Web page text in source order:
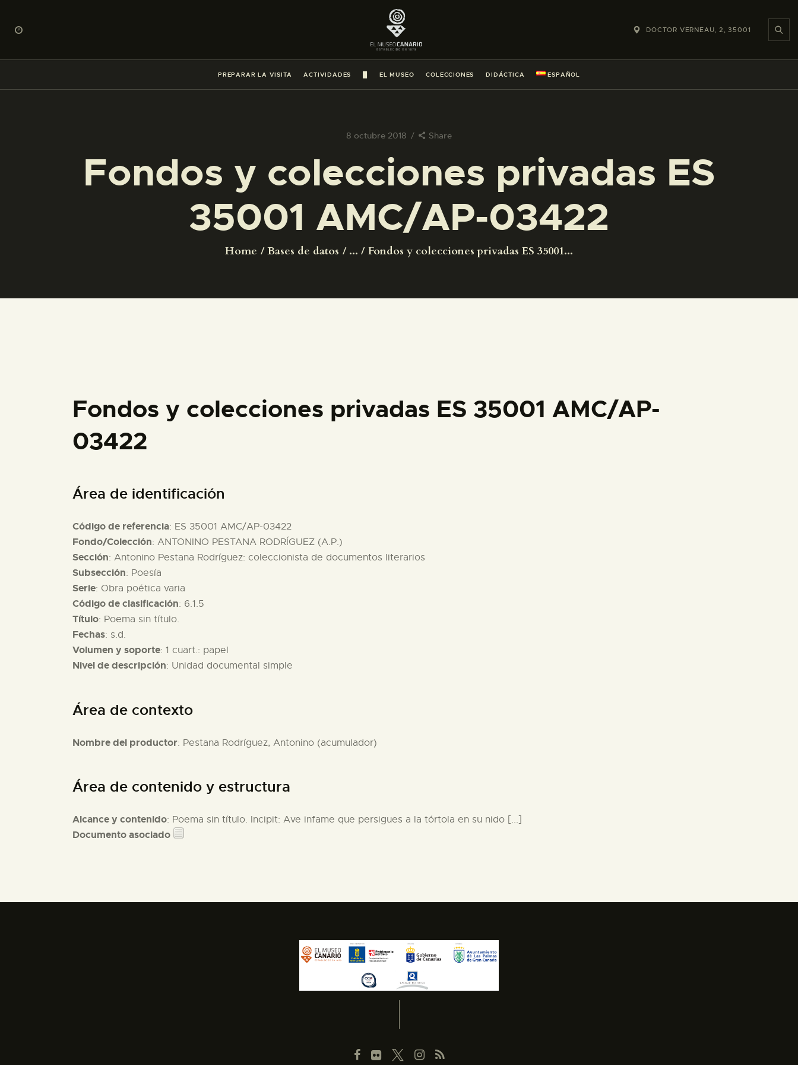
DOCTOR VERNEAU, 2, 35001
PREPARAR LA VISITA ACTIVIDADES EL MUSEO COLECCIONES DIDÁCTICA ESPAÑOL
8 octubre 2018 Share
Fondos y colecciones privadas ES
35001 AMC/AP-03422
Home Bases de datos ... Fondos y colecciones privadas ES 35001...
PREPARAR LA VISITA
ACTIVIDADES
█
COLECCIONES
DIDÁCTICA
ESPAÑOL
Fondos y colecciones privadas ES 35001 AMC/AP-
03422
Área de identificación
Código de referencia: ES 35001 AMC/AP-03422
Fondo/Colección: ANTONINO PESTANA RODRÍGUEZ (A.P.)
Sección: Antonino Pestana Rodríguez: coleccionista de documentos literarios
Subsección: Poesía
Serie: Obra poética varia
Código de clasificación: 6.1.5
Título: Poema sin título.
Fechas: s.d.
Volumen y soporte: 1 cuart.: papel
Nivel de descripción: Unidad documental simple
Área de contexto
Nombre del productor: Pestana Rodríguez, Antonino (acumulador)
Área de contenido y estructura
Alcance y contenido: Poema sin título. Incipit: Ave infame que persigues a la tórtola en su nido [...]
Documento asociado